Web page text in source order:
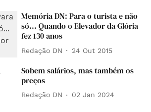
Memória DN: Para o turista e não
só... Quando o Elevador da Glória
fez 130 anos
Redação DN 24 Out 2015
Sobem salários, mas também os
preços
Redação DN 02 Jan 2024